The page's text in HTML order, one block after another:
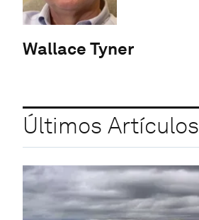
Wallace Tyner
Últimos Artículos